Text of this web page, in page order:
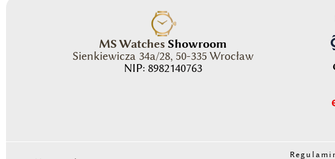
MS Watches Showroom
Sienkiewicza 34a/28, 50-335 Wrocław
NIP: 8982140763